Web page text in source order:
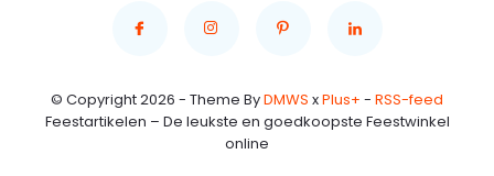
© Copyright 2026 - Theme ByDMWS xPlus+ - RSS-feed
Feestartikelen – De leukste en goedkoopste Feestwinkel
online